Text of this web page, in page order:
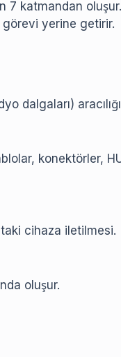
7 katmandan
yerine getirir.
dalgaları)
konektörler,
cihaza iletilmesi.
oluşur.